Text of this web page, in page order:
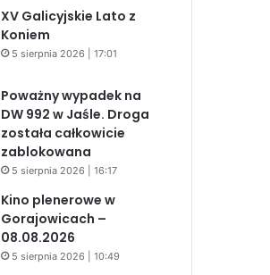
XV Galicyjskie Lato z
Koniem
5 sierpnia 2026 | 17:01
Poważny wypadek na
DW 992 w Jaśle. Droga
została całkowicie
zablokowana
5 sierpnia 2026 | 16:17
Kino plenerowe w
Gorajowicach –
08.08.2026
5 sierpnia 2026 | 10:49